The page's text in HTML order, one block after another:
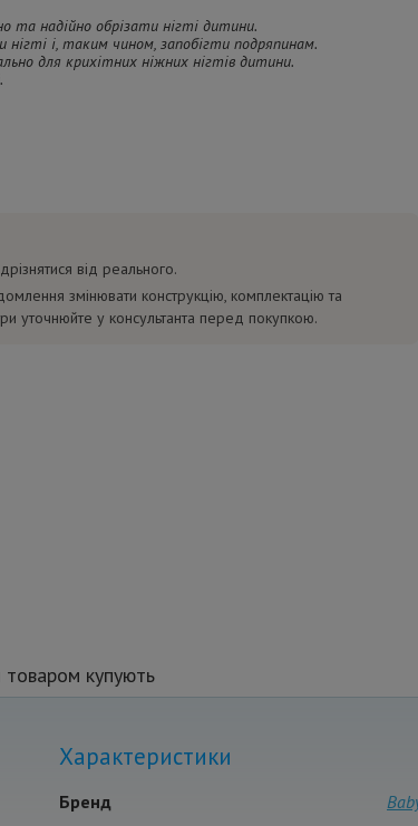
та надійно обрізати нігті дитини.
і, таким чином, запобігти подряпинам.
для крихітних ніжних нігтів дитини.
від реального.
змінювати конструкцію, комплектацію та
уточнюйте у консультанта перед покупкою.
купують
Характеристики
Бренд